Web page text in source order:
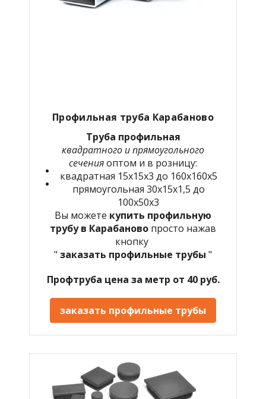
Профильная труба Карабаново
Труба профильная
квадратного и прямоугольного
сеченияоптом и в розницу:
квадратная 15х15х3 до 160х160х5
прямоугольная 30х15х1,5 до
100х50х3
Вы можете купить профильную
трубу в Карабаново просто нажав
кнопку
" заказать профильные трубы "
Профтруба цена за метр от 40 руб.
заказать профильные трубы